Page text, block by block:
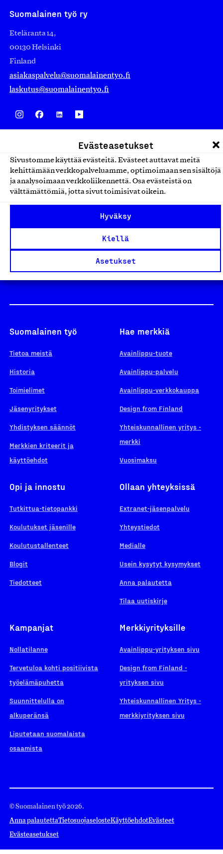
Evästeasetukset
Sivustomme käyttää evästeitä. Evästeet auttavat meitä
kehittämään verkkopalveluamme, optimoimaan sen sisältöjä
ja analysoimaan verkkoliikennettä. Osa evästeistä on
välttämättömiä, jotta sivut toimisivat oikein.
Hyväksy
Kiellä
Asetukset
Suomalainen työ ry
Eteläranta 14,
00130 Helsinki
Finland
asiakaspalvelu@suomalainentyo.fi
laskutus@suomalainentyo.fi
Design From Finland
Yhteiskunnallinen Yritys -merkki
Suomalainen työ
Tietoa meistä
Historia
Toimielimet
Jäsenyritykset
Yhdistyksen säännöt
Merkkien kriteerit ja
käyttöehdot
Hae merkkiä
Avainlippu-tuote
Avainlippu-palvelu
Avainlippu-verkkokauppa
Design from Finland
Yhteiskunnallinen yritys -
merkki
Vuosimaksu
Opi ja innostu
Tutkittua-tietopankki
Koulutukset jäsenille
Koulutustallenteet
Blogit
Tiedotteet
Ollaan yhteyksissä
Extranet-jäsenpalvelu
Yhteystiedot
Medialle
Usein kysytyt kysymykset
Anna palautetta
Tilaa uutiskirje
Kampanjat
Nollatilanne
Tervetuloa kohti positiivista
työelämäpuhetta
Suunnittelulla on
alkuperänsä
Liputetaan suomalaista
osaamista
Merkkiyrityksille
Avainlippu-yrityksen sivu
Design from Finland -
yrityksen sivu
Yhteiskunnallinen Yritys -
merkkiyrityksen sivu
© Suomalainen työ 2026.
Anna palautettaTietosuojaselosteKäyttöehdotEvästeet
Evästeasetukset